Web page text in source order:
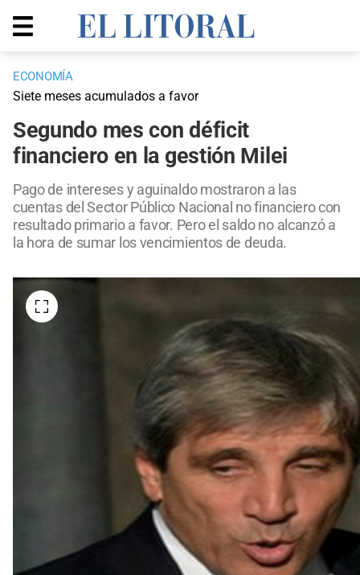
ECONOMÍA
Siete meses acumulados a favor
Segundo mes con déficit
financiero en la gestión Milei
Pago de intereses y aguinaldo mostraron a las
cuentas del Sector Público Nacional no financiero con
resultado primario a favor. Pero el saldo no alcanzó a
la hora de sumar los vencimientos de deuda.